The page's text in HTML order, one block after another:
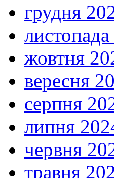
грудня
жовтня
вересня
серпня
липня
червня
травня